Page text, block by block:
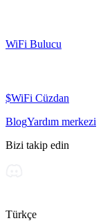
WiFi Bulucu
$WiFi Cüzdan
BlogYardım merkezi
Bizi takip edin
Türkçe